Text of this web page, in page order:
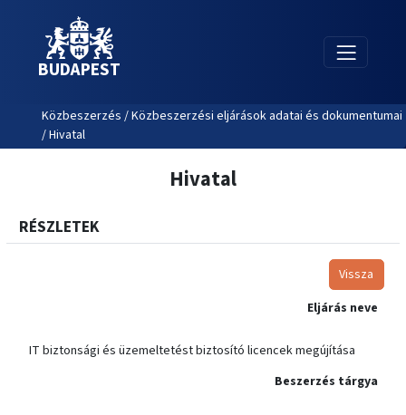
BUDAPEST
Közbeszerzés / Közbeszerzési eljárások adatai és dokumentumai
/ Hivatal
Hivatal
RÉSZLETEK
Vissza
Eljárás neve
IT biztonsági és üzemeltetést biztosító licencek megújítása
Beszerzés tárgya